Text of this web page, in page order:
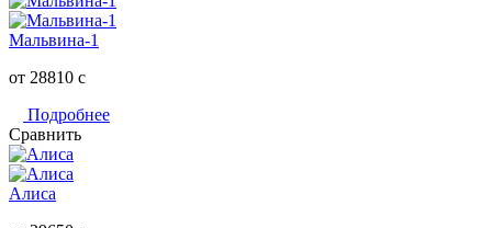
Мальвина-1
от 28810 c
Подробнее
Сравнить
Алиса